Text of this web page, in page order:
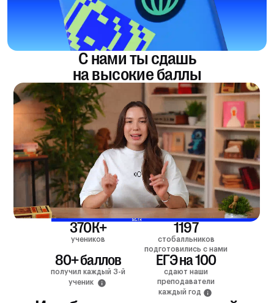
С нами ты сдашь
на высокие баллы
370К+
учеников
1197
стобалльников
подготовились с нами
80+ баллов
получил каждый 3-й
ученик
ЕГЭ на 100
сдают наши
преподаватели
каждый год